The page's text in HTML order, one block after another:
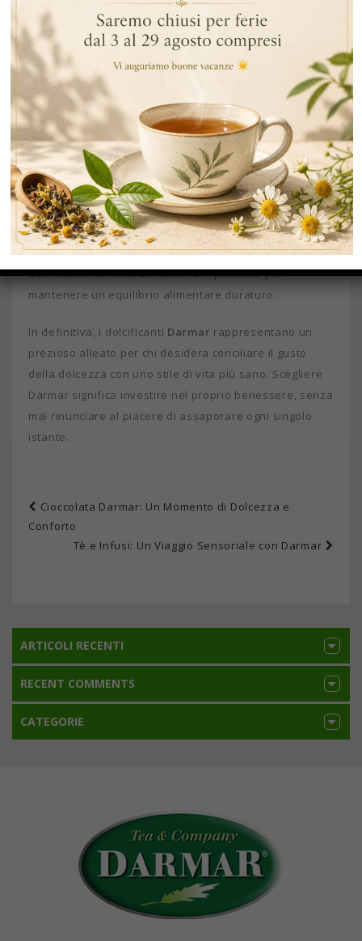
sperimentando nuove ricette, bevande e dessert senza
dover rinunciare alla dolcezza.
Perchè scegliere di usare i dolcificanti
Grazie alla loro versatilità, i dolcificantiDarmar
possono essere utilizzati per addolcire tè, caffè,
frullati, yogurt, prodotti da forno e preparazioni a
freddo. Ciò consente di adattare la dolcezza alle
proprie preferenze, regolando la quantità in base al
risultato desiderato e riducendo il consumo di zuccheri
raffinati. In un mondo in cui l’attenzione alla salute e al
benessere è sempre più centrale, la scelta di un buon
dolcificante diventa un tassello importante per
mantenere un equilibrio alimentare duraturo.
In definitiva, i dolcificanti Darmar rappresentano un
prezioso alleato per chi desidera conciliare il gusto
della dolcezza con uno stile di vita più sano. Scegliere
Darmar significa investire nel proprio benessere, senza
mai rinunciare al piacere di assaporare ogni singolo
istante.
Cioccolata Darmar: Un Momento di Dolcezza e
Conforto
Tè e Infusi: Un Viaggio Sensoriale con Darmar
ARTICOLI RECENTI
RECENT COMMENTS
CATEGORIE